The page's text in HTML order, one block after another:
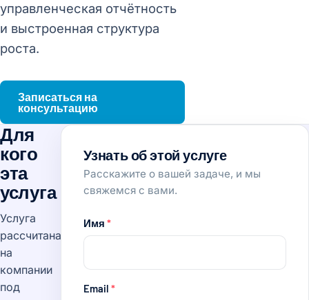
управленческая отчётность
и выстроенная структура
роста.
Записаться на
консультацию
Для
кого
эта
услуга
Услуга
рассчитана
на
компании
под
Узнать об этой услуге
Расскажите о вашей задаче, и мы
свяжемся с вами.
Имя *
Email *